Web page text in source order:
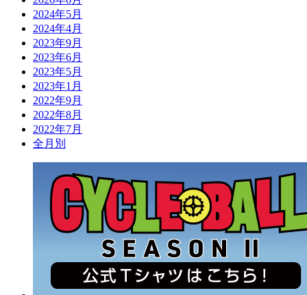
2024年5月
2024年4月
2023年9月
2023年6月
2023年5月
2023年1月
2022年9月
2022年8月
2022年7月
全月別